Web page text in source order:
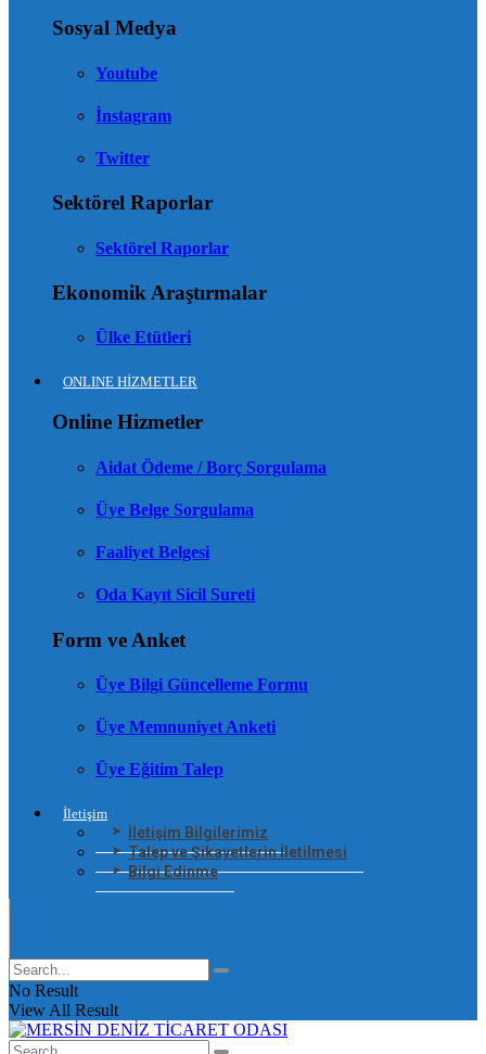
Sosyal Medya
Youtube
İnstagram
Twitter
Sektörel Raporlar
Sektörel Raporlar
Ekonomik Araştırmalar
Ülke Etütleri
ONLINE HİZMETLER
Online Hizmetler
Aidat Ödeme / Borç Sorgulama
Üye Belge Sorgulama
Faaliyet Belgesi
Oda Kayıt Sicil Sureti
Form ve Anket
Üye Bilgi Güncelleme Formu
Üye Memnuniyet Anketi
Üye Eğitim Talep
İletişim
İletişim Bilgilerimiz
Talep ve Şikayetlerin İletilmesi
Bilgi Edinme
No Result
View All Result